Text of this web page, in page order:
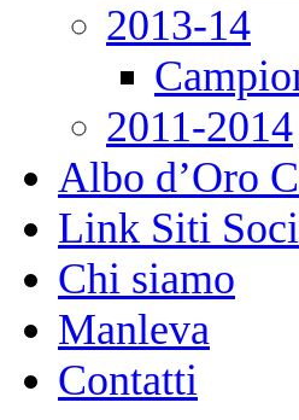
2013-14
2011-2014
Albo d’Oro
Link Siti
Chi siamo
Manleva
Contatti